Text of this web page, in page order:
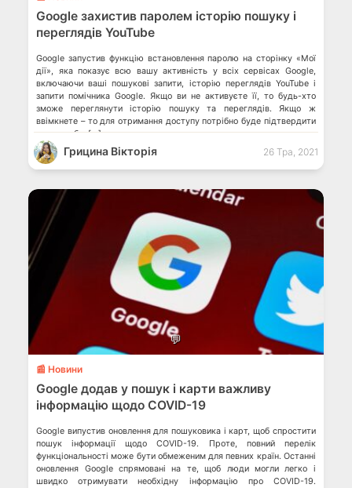
Google захистив паролем історію пошуку і
переглядів YouTube
Google запустив функцію встановлення паролю на сторінку «Мої
дії», яка показує всю вашу активність у всіх сервісах Google,
включаючи ваші пошукові запити, історію переглядів YouTube і
запити помічника Google. Якщо ви не активуєте її, то будь-хто
зможе переглянути історію пошуку та переглядів. Якщо ж
ввімкнете – то для отримання доступу потрібно буде підтвердити
свою особу. […]
Грицина Вікторія 26 Тра, 2021
💬
📰 Новини
Google додав у пошук і карти важливу
інформацію щодо COVID-19
Google випустив оновлення для пошуковика і карт, щоб спростити
пошук інформації щодо COVID-19. Проте, повний перелік
функціональності може бути обмеженим для певних країн. Останні
оновлення Google спрямовані на те, щоб люди могли легко і
швидко отримувати необхідну інформацію про COVID-19.